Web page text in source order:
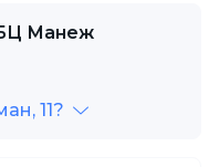
БЦ Манеж
11?